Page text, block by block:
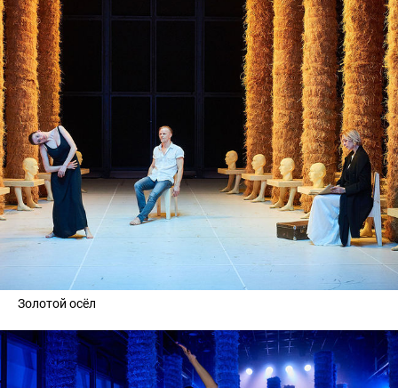
Золотой осёл